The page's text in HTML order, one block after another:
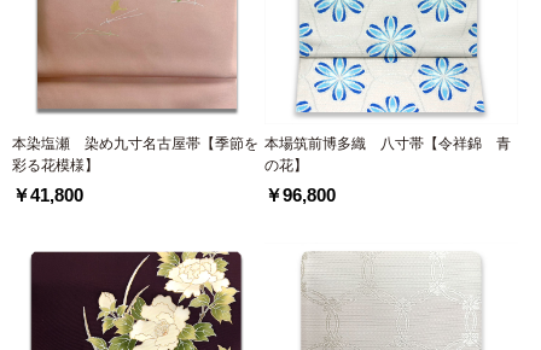
本染塩瀬 染め九寸名古屋帯【季節を
彩る花模様】
￥41,800
本場筑前博多織 八寸帯【令祥錦 青
の花】
￥96,800